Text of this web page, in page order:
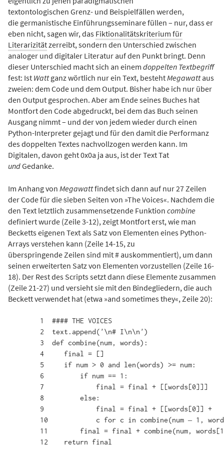
textontologischen Grenz- und Beispielfällen werden,
die germanistische Einführungsseminare füllen – nur, dass er
eben nicht, sagen wir, das Fiktionalitätskriterium für
Literarizitätzerreibt, sondern den Unterschied zwischen
analoger und digitaler Literatur auf den Punkt bringt. Denn
dieser Unterschied macht sich an einem doppelten Textbegriff
fest: Ist Wattganz wörtlich nur ein Text, bestehtMegawattaus
zweien: dem Code und dem Output. Bisher habe ich nur über
den Output gesprochen. Aber am Ende seines Buches hat
Montfort den Code abgedruckt, bei dem das Buch seinen
Ausgang nimmt – und der von jedem wieder durch einen
Python-Interpreter gejagt und für den damit die Performanz
des doppelten Textes nachvollzogen werden kann. Im
Digitalen, davon geht 0x0a ja aus, ist der Text Tat
undGedanke.
Im Anhang von Megawattfindet sich dann auf nur 27 Zeilen
der Code für die sieben Seiten von »The Voices«. Nachdem die
den Text letztlich zusammensetzende Funktion combine
definiert wurde (Zeile 3-12), zeigt Montfort erst, wie man
Becketts eigenen Text als Satz von Elementen eines Python-
Arrays verstehen kann (Zeile 14-15, zu
überspringende Zeilen sind mit # auskommentiert), um dann
seinen erweiterten Satz von Elementen vorzustellen (Zeile 16-
18). Der Rest des Scripts setzt dann diese Elemente zusammen
(Zeile 21-27) und versieht sie mit den Bindegliedern, die auch
Beckett verwendet hat (etwa »and sometimes they«, Zeile 20):